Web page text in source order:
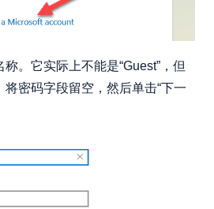
。它实际上不能是“Guest”，但
密码字段留空，然后单击“下一